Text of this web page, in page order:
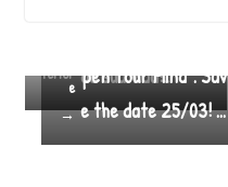
terior da sua vida!…
e
→
pen Your Mind”. Sav
e the date 25/03! …